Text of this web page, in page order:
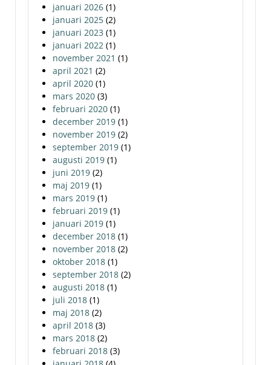
januari 2026 (1)
januari 2025 (2)
januari 2023 (1)
januari 2022 (1)
november 2021 (1)
april 2021 (2)
april 2020 (1)
mars 2020 (3)
februari 2020 (1)
december 2019 (1)
november 2019 (2)
september 2019 (1)
augusti 2019 (1)
juni 2019 (2)
maj 2019 (1)
mars 2019 (1)
februari 2019 (1)
januari 2019 (1)
december 2018 (1)
november 2018 (2)
oktober 2018 (1)
september 2018 (2)
augusti 2018 (1)
juli 2018 (1)
maj 2018 (2)
april 2018 (3)
mars 2018 (2)
februari 2018 (3)